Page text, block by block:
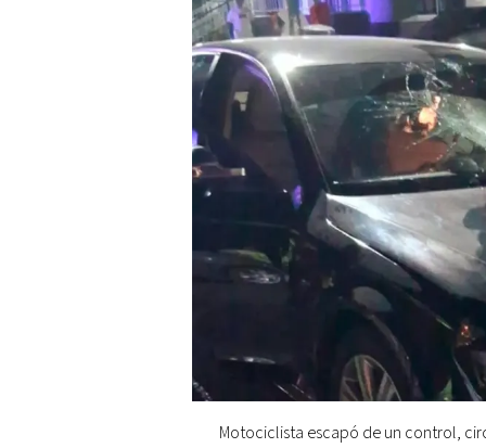
Motociclista escapó de un control,